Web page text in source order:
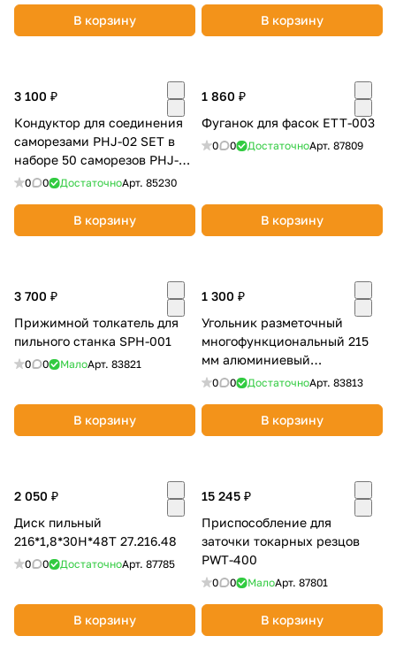
В корзину В корзину
3 100 ₽
Кондуктор для соединения
саморезами PHJ-02 SET в
наборе 50 саморезов PHJ-02
SET
0 0 ДостаточноАрт. 85230
В корзину
1 860 ₽
Фуганок для фасок ЕТТ-003
0 0 ДостаточноАрт. 87809
В корзину
3 700 ₽
Прижимной толкатель для
пильного станка SPH-001
0 0 МалоАрт. 83821
В корзину
1 300 ₽
Угольник разметочный
многофункциональный 215
мм алюминиевый
WOODWORK MGR-215
0 0 ДостаточноАрт. 83813
В корзину
2 050 ₽
Диск пильный
216*1,8*30Н*48Т 27.216.48
0 0 ДостаточноАрт. 87785
В корзину
15 245 ₽
Приспособление для
заточки токарных резцов
PWT-400
0 0 МалоАрт. 87801
В корзину